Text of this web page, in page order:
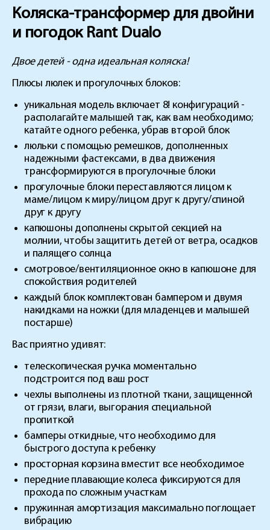
Коляска-трансформер для двойни
и погодок Rant Dualo
Двое детей - одна идеальная коляска!
Плюсы люлек и прогулочных блоков:
уникальная модель включает 8! конфигураций -
располагайте малышей так, как вам необходимо;
катайте одного ребенка, убрав второй блок
люльки с помощью ремешков, дополненных
надежными фастексами, в два движения
трансформируются в прогулочные блоки
прогулочные блоки переставляются лицом к
маме/лицом к миру/лицом друг к другу/спиной
друг к другу
капюшоны дополнены скрытой секцией на
молнии, чтобы защитить детей от ветра, осадков
и палящего солнца
смотровое/вентиляционное окно в капюшоне для
спокойствия родителей
каждый блок комплектован бампером и двумя
накидками на ножки (для младенцев и малышей
постарше)
Вас приятно удивят:
телескопическая ручка моментально
подстроится под ваш рост
чехлы выполнены из плотной ткани, защищенной
от грязи, влаги, выгорания специальной
пропиткой
бамперы откидные, что необходимо для
быстрого доступа к ребенку
просторная корзина вместит все необходимое
передние плавающие колеса фиксируются для
прохода по сложным участкам
пружинная амортизация максимально поглощает
вибрацию